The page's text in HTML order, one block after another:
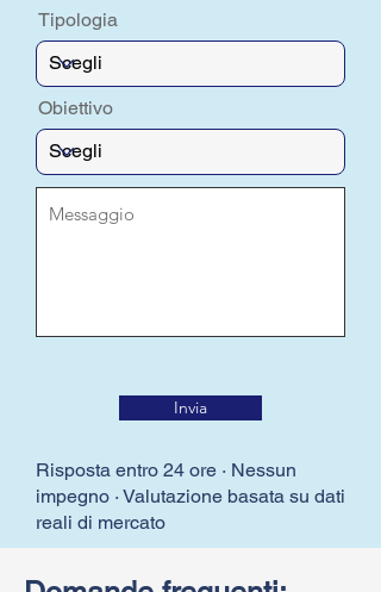
Tipologia
Obiettivo
Invia
Risposta entro 24 ore · Nessun
impegno · Valutazione basata su dati
reali di mercato